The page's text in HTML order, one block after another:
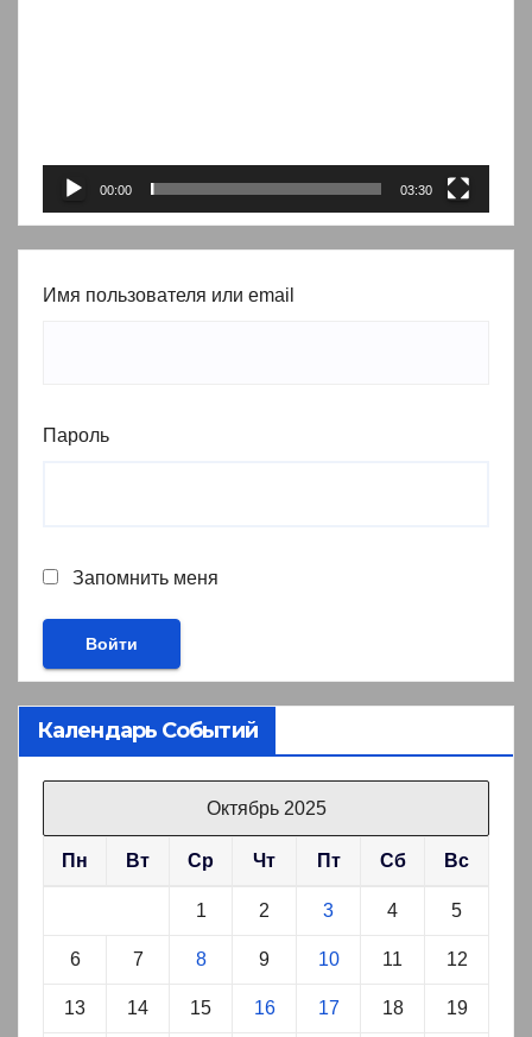
00:00 03:30
Имя пользователя или email
Пароль
Запомнить меня
Календарь Событий
Октябрь 2025
Пн Вт Ср Чт Пт Сб Вс
1 2 3 4 5
6 7 8 9 10 11 12
13 14 15 16 17 18 19